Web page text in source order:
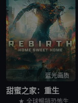
蓝光画质
甜蜜之家：重生
★ 全球暢銷恐怖生存電玩改編首搬大銀幕！ &nbsp; &nbsp; &nbsp; &nbsp; &nbsp; &nbsp; &nbsp; &nbsp; &nbsp; &nbsp; &nbsp;